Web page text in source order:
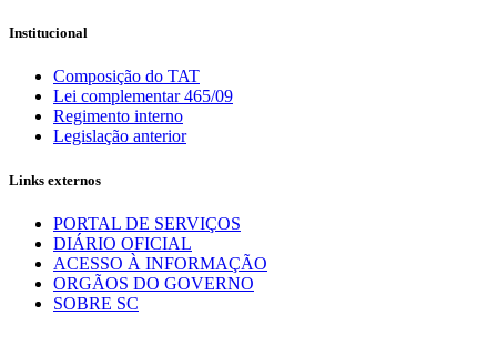
Institucional
Composição do TAT
Lei complementar 465/09
Regimento interno
Legislação anterior
Links externos
PORTAL DE SERVIÇOS
DIÁRIO OFICIAL
ACESSO À INFORMAÇÃO
ORGÃOS DO GOVERNO
SOBRE SC